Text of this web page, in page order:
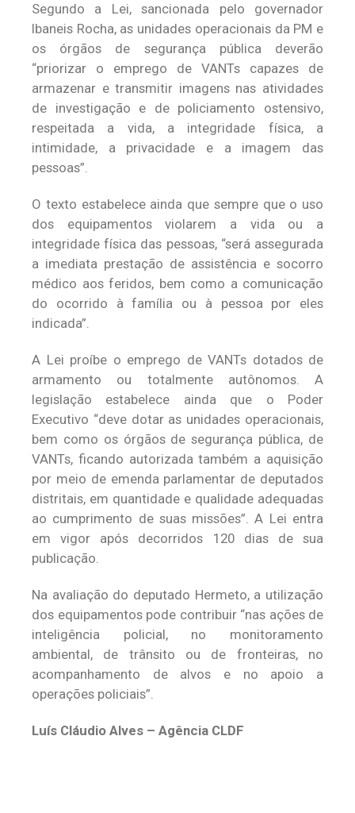
Segundo a Lei, sancionada pelo governador
Ibaneis Rocha, as unidades operacionais da PM e
os órgãos de segurança pública deverão
“priorizar o emprego de VANTs capazes de
armazenar e transmitir imagens nas atividades
de investigação e de policiamento ostensivo,
respeitada a vida, a integridade física, a
intimidade, a privacidade e a imagem das
pessoas”.
O texto estabelece ainda que sempre que o uso
dos equipamentos violarem a vida ou a
integridade física das pessoas, “será assegurada
a imediata prestação de assistência e socorro
médico aos feridos, bem como a comunicação
do ocorrido à família ou à pessoa por eles
indicada”.
A Lei proíbe o emprego de VANTs dotados de
armamento ou totalmente autônomos. A
legislação estabelece ainda que o Poder
Executivo “deve dotar as unidades operacionais,
bem como os órgãos de segurança pública, de
VANTs, ficando autorizada também a aquisição
por meio de emenda parlamentar de deputados
distritais, em quantidade e qualidade adequadas
ao cumprimento de suas missões”. A Lei entra
em vigor após decorridos 120 dias de sua
publicação.
Na avaliação do deputado Hermeto, a utilização
dos equipamentos pode contribuir “nas ações de
inteligência policial, no monitoramento
ambiental, de trânsito ou de fronteiras, no
acompanhamento de alvos e no apoio a
operações policiais”.
Luís Cláudio Alves – Agência CLDF